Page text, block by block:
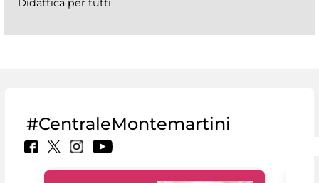
Didattica per tutti
#CentraleMontemartini